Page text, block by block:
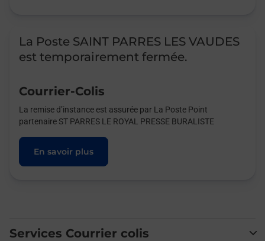
La Poste SAINT PARRES LES VAUDES
est temporairement fermée.
Courrier-Colis
La remise d’instance est assurée par La Poste Point
partenaire ST PARRES LE ROYAL PRESSE BURALISTE
En savoir plus
Services Courrier colis